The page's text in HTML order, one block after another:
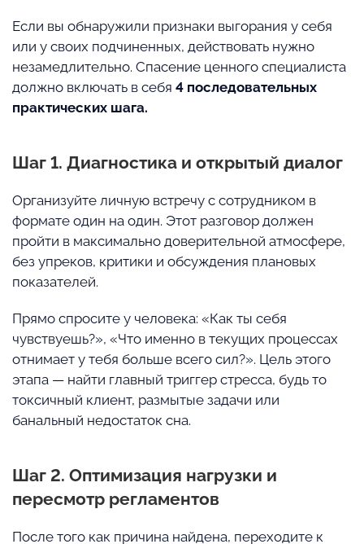
Если вы обнаружили признаки выгорания у себя
или у своих подчиненных, действовать нужно
незамедлительно. Спасение ценного специалиста
должно включать в себя 4 последовательных
практических шага.
Шаг 1. Диагностика и открытый диалог
Организуйте личную встречу с сотрудником в
формате один на один. Этот разговор должен
пройти в максимально доверительной атмосфере,
без упреков, критики и обсуждения плановых
показателей.
Прямо спросите у человека: «Как ты себя
чувствуешь?», «Что именно в текущих процессах
отнимает у тебя больше всего сил?». Цель этого
этапа — найти главный триггер стресса, будь то
токсичный клиент, размытые задачи или
банальный недостаток сна.
Шаг 2. Оптимизация нагрузки и
пересмотр регламентов
После того как причина найдена, переходите к